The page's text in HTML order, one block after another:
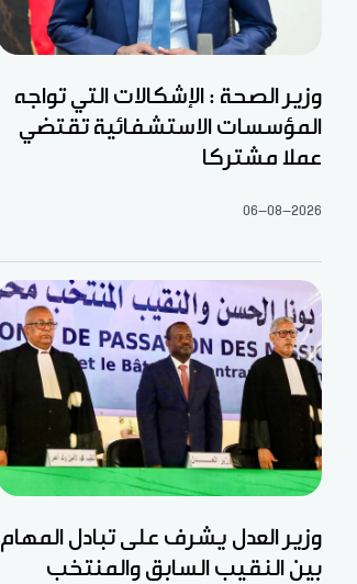
وزير الصحة : الإشكالات التي تواجه
المؤسسات الاستشفائية تقتضي
عملا مشتركا
06-08-2026
وزير العدل يشرف على تبادل المهام
بين النقيب السابق والمنتخب